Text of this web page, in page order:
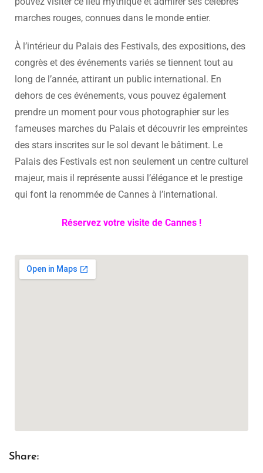
marches rouges, connues dans le monde entier.
À l’intérieur du Palais des Festivals, des expositions, des
congrès et des événements variés se tiennent tout au
long de l’année, attirant un public international. En
dehors de ces événements, vous pouvez également
prendre un moment pour vous photographier sur les
fameuses marches du Palais et découvrir les empreintes
des stars inscrites sur le sol devant le bâtiment. Le
Palais des Festivals est non seulement un centre culturel
majeur, mais il représente aussi l’élégance et le prestige
qui font la renommée de Cannes à l’international.
Réservez votre visite de Cannes !
Share: